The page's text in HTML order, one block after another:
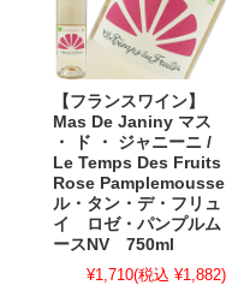
【フランスワイン】
Mas De Janiny マス
・ ド ・ ジャニーニ /
Le Temps Des Fruits
Rose Pamplemousse
ル・タン・デ・フリュ
イ ロゼ・パンプルム
ースNV 750ml
¥1,710(税込 ¥1,882)